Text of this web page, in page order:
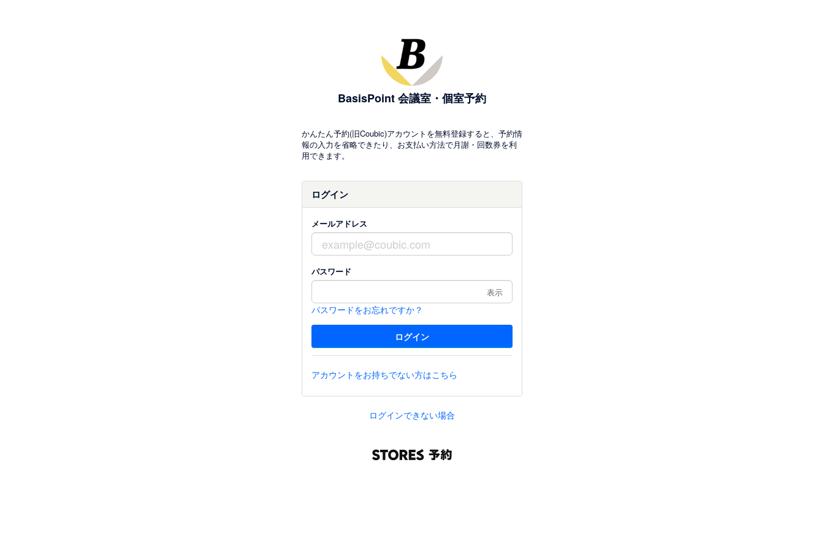
BasisPoint 会議室・個室予約
かんたん予約(旧Coubic)アカウントを無料登録すると、予約情
報の入力を省略できたり、お支払い方法で月謝・回数券を利
用できます。
ログイン
メールアドレス
パスワード
表示
パスワードをお忘れですか？
アカウントをお持ちでない方はこちら
ログインできない場合